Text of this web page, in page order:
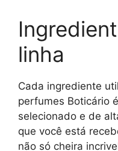
linha
Cada ingrediente
perfumes Boticário
selecionado e de
que você está
não só cheira